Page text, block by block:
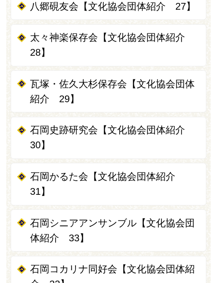
八郷硯友会【文化協会団体紹介 27】
太々神楽保存会【文化協会団体紹介
28】
瓦塚・佐久大杉保存会【文化協会団体
紹介 29】
石岡史跡研究会【文化協会団体紹介
30】
石岡かるた会【文化協会団体紹介
31】
石岡シニアアンサンブル【文化協会団
体紹介 33】
石岡コカリナ同好会【文化協会団体紹